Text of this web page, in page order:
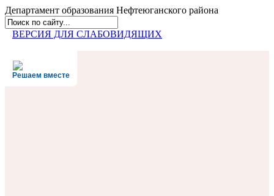
Департамент образования Нефтеюганского района
ВЕРСИЯ ДЛЯ СЛАБОВИДЯЩИХ
Решаем вместе